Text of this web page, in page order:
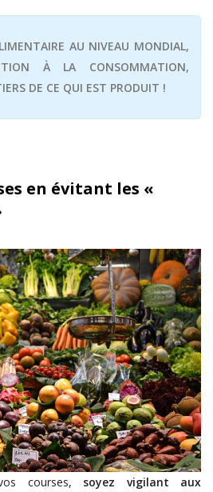
AU NIVEAU MONDIAL,
À LA CONSOMMATION,
DE CE QUI EST PRODUIT !
en évitant les «
courses, soyez vigilant aux